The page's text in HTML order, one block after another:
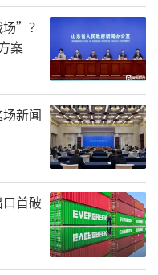
展体制机制。要立
量提升、教学条
层次人才聚集等方
质量发展。
东省科学院）长期
示感谢。他说，突
不开人才支撑，菏
作，希望双方共同
，努力办好人民满
立校市合作推进机
”？
案
新闻
首破